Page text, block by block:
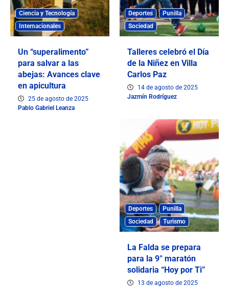
Ciencia y Tecnología
Internacionales
Un “superalimento”
para salvar a las
abejas: Avances clave
en apicultura
25 de agosto de 2025
Pablo Gabriel Leanza
Deportes
Punilla
Sociedad
Talleres celebró el Día
de la Niñez en Villa
Carlos Paz
14 de agosto de 2025
Jazmín Rodríguez
Deportes
Punilla
Sociedad
Turismo
La Falda se prepara
para la 9° maratón
solidaria “Hoy por Ti”
13 de agosto de 2025